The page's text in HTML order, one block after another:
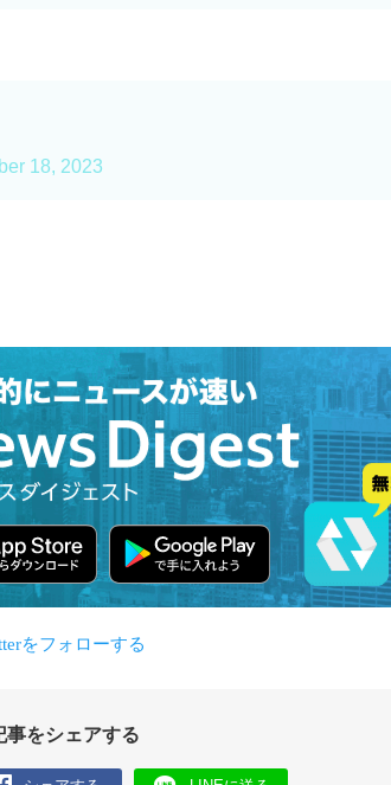
18, 2023
事をシェアする